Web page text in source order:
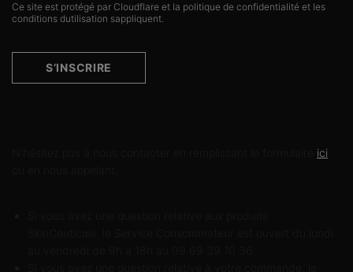
Ce site est protégé par Cloudflare et la politique de confidentialité et les
conditions dutilisation sappliquent.
S’INSCRIRE
ici